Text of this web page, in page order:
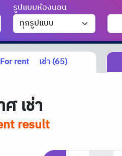
รูปแบบห้องนอน
For rent เช่า (65)
เช่า
result